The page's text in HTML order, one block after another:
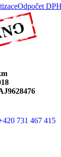
Odpočet DPH
731 467 415